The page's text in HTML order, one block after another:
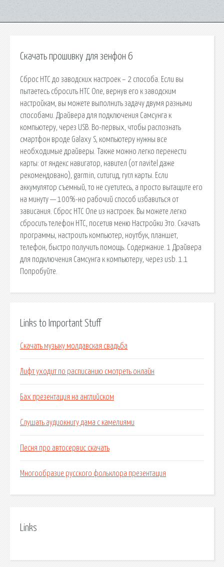
Скачать прошивку для зенфон 6
Сброс HTC до заводских настроек – 2 способа. Если вы
пытаетесь сбросить HTC One, вернув его к заводским
настройкам, вы можете выполнить задачу двумя разными
способами. Драйвера для подключения Самсунга к
компьютеру, через USB. Во-первых, чтобы распознать
смартфон вроде Galaxy S, компьютеру нужны все
необходимые драйверы. Также можно легко перенести
карты: от яндекс навигатор, навител (от navitel даже
рекомендовано), garmin, ситигид, гугл карты. Если
аккумулятор съемный, то не суетитесь, а просто вытащите его
на минуту — 100%-но рабочий способ избавиться от
зависания. Сброс HTC One из настроек. Вы можете легко
сбросить телефон HTC, посетив меню Настройки Это. Скачать
программы, настроить компьютер, ноутбук, планшет,
телефон, быстро получить помощь. Содержание. 1 Драйвера
для подключения Самсунга к компьютеру, через usb. 1.1
Попробуйте.
Links to Important Stuff
Скачать музыку молдавская свадьба
Лифт уходит по расписанию смотреть онлайн
Бах презентация на английском
Слушать аудиокнигу дама с камелиями
Песня про автосервис скачать
Многообразие русского фольклора презентация
Links